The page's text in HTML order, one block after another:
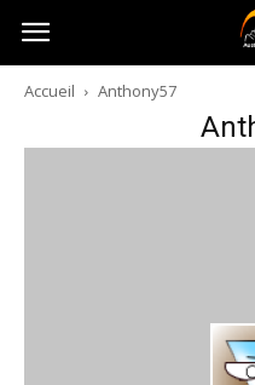
Australia-
australie.com
Accueil Anthony57